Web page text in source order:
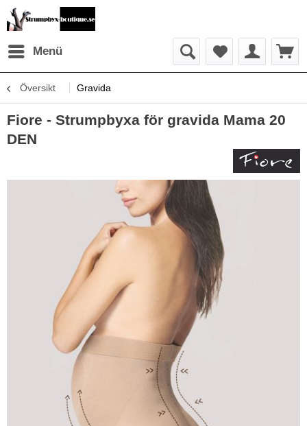
Menü
Översikt Gravida
Fiore - Strumpbyxa för gravida Mama 20
DEN